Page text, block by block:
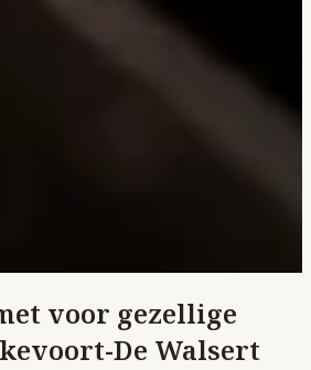
voor gezellige
De Walsert